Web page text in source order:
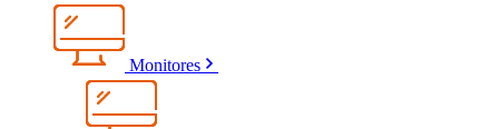
Monitores